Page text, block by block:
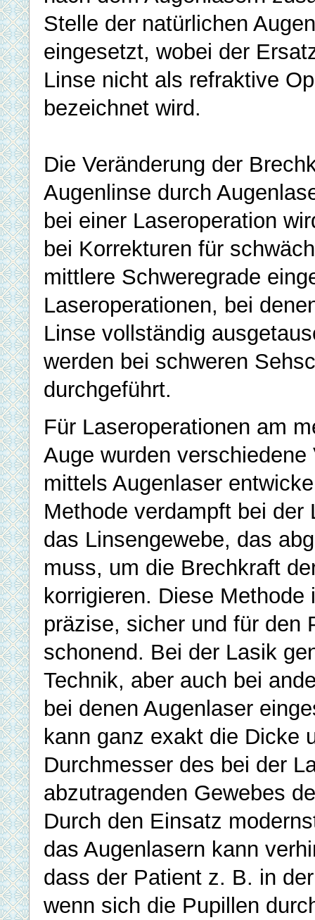
Stelle der natürlichen
eingesetzt, wobei der
Linse nicht als refraktive
bezeichnet wird.
Die Veränderung der
Augenlinse durch
bei einer Laseroperation
bei Korrekturen für
mittlere Schweregrade
Laseroperationen, bei
Linse vollständig
werden bei schweren
durchgeführt.
Für Laseroperationen am
Auge wurden verschiedene
mittels Augenlaser
Methode verdampft bei der
das Linsengewebe, das
muss, um die Brechkraft
korrigieren. Diese Methode
präzise, sicher und für den
schonend. Bei der Lasik
Technik, aber auch bei
bei denen Augenlaser
kann ganz exakt die Dicke
Durchmesser des bei der
abzutragenden Gewebes
Durch den Einsatz
das Augenlasern kann
dass der Patient z. B. in
wenn sich die Pupillen